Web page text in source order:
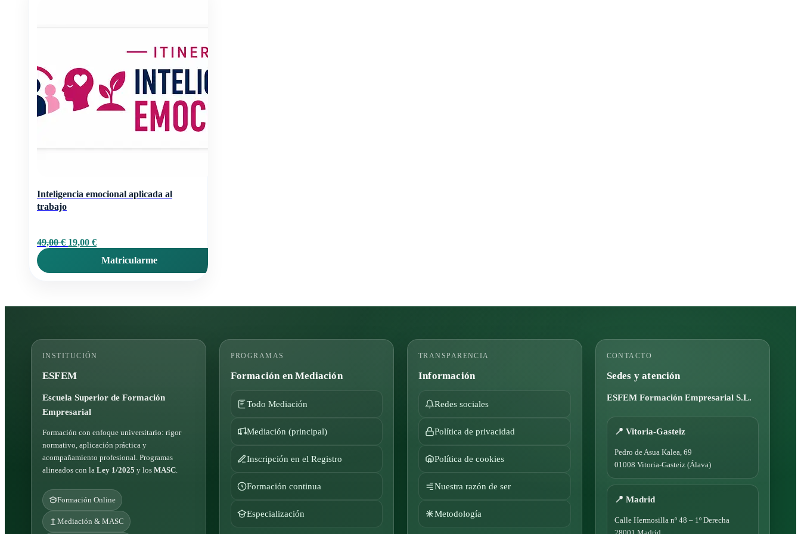
Inteligencia emocional aplicada al
trabajo
49,00€ El
era:
19,00 €El
actual
es:
Matricularme
INSTITUCIÓN
ESFEM
Escuela Superior de Formación
Empresarial
Formación con enfoque universitario: rigor
normativo, aplicación práctica y
acompañamiento profesional. Programas
alineados con la Ley 1/2025 y los MASC
Formación Online
Mediación & MASC
PROGRAMAS
Formación en Mediación
Todo Mediación
Mediación (principal)
Inscripción en el Registro
Formación continua
Especialización
TRANSPARENCIA
Información
Redes sociales
Política de privacidad
Política de cookies
Nuestra razón de ser
Metodología
CONTACTO
Sedes y atención
ESFEM Formación Empresarial S.L.
📍 Vitoria-Gasteiz
Pedro de Asua Kalea, 69
01008 Vitoria-Gasteiz (Álava)
📍 Madrid
Calle Hermosilla nº 48 – 1º Derecha